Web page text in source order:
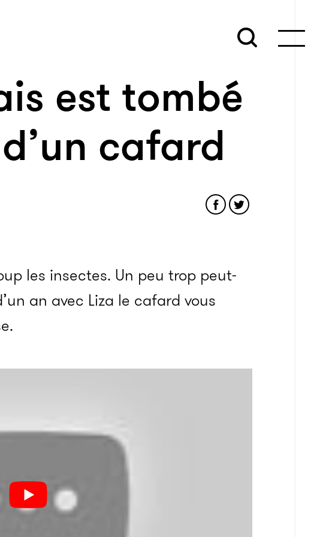
est tombé
cafard
les insectes. Un peu trop peut-
an avec Liza le cafard vous